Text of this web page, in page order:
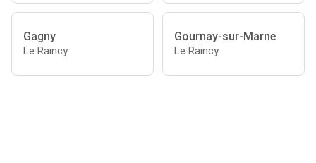
Gagny
Le Raincy
Gournay-sur-Marne
Le Raincy